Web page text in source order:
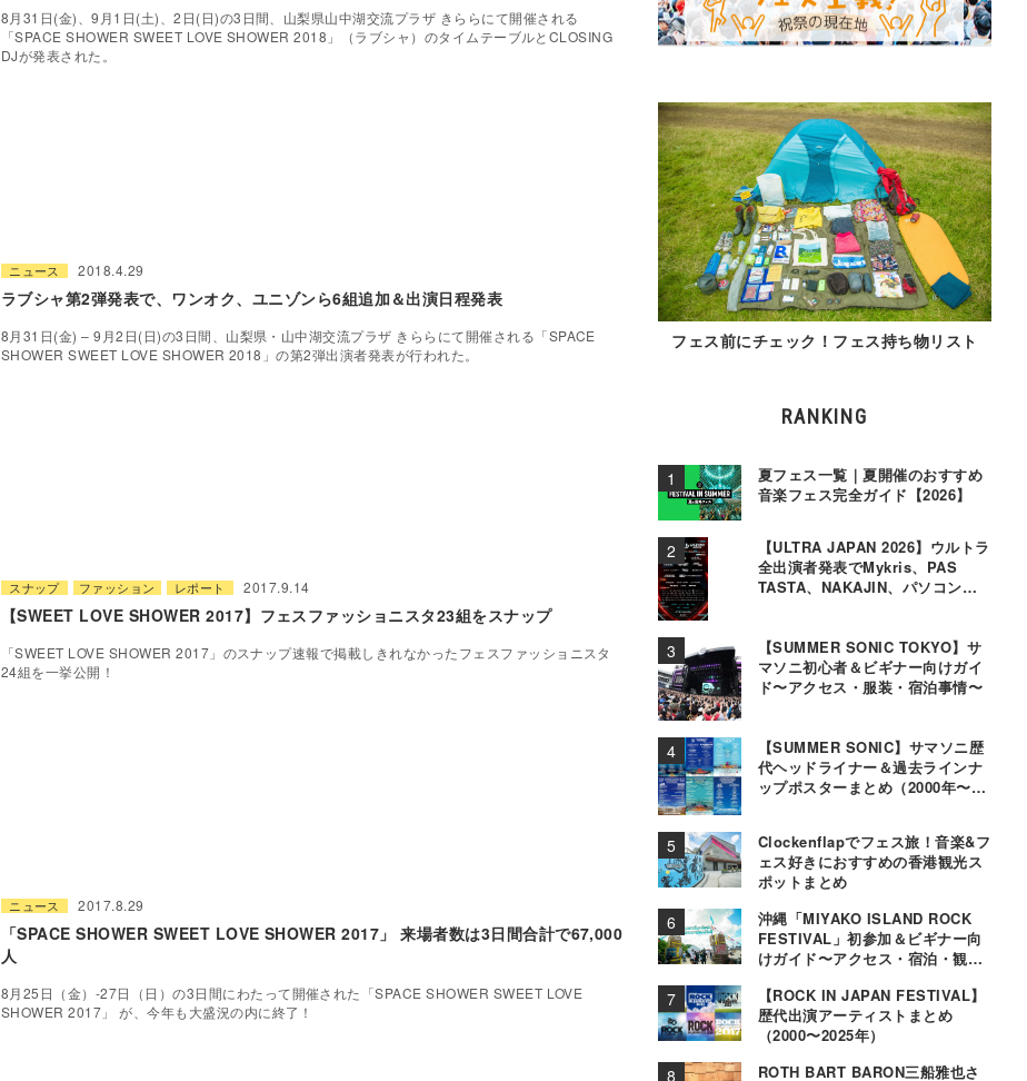
8月31日(金)、9月1日(土)、2日(日)の3日間、山梨県山中湖交流プラザ きららにて開催される
「SPACE SHOWER SWEET LOVE SHOWER 2018」（ラブシャ）のタイムテーブルとCLOSING
DJが発表された。
ニュース 2018.4.29
ラブシャ第2弾発表で、ワンオク、ユニゾンら6組追加＆出演日程発表
8月31日(金) – 9月2日(日)の3日間、山梨県・山中湖交流プラザ きららにて開催される「SPACE
SHOWER SWEET LOVE SHOWER 2018」の第2弾出演者発表が行われた。
スナップ ファッション レポート 2017.9.14
【SWEET LOVE SHOWER 2017】フェスファッショニスタ23組をスナップ
「SWEET LOVE SHOWER 2017」のスナップ速報で掲載しきれなかったフェスファッショニスタ
24組を一挙公開！
ニュース 2017.8.29
「SPACE SHOWER SWEET LOVE SHOWER 2017」 来場者数は3日間合計で67,000
人
8月25日（金）-27日（日）の3日間にわたって開催された「SPACE SHOWER SWEET LOVE
SHOWER 2017」 が、今年も大盛況の内に終了！
フェス前にチェック！フェス持ち物リスト
RANKING
夏フェス一覧｜夏開催のおすすめ
音楽フェス完全ガイド【2026】
【ULTRA JAPAN 2026】ウルトラ
全出演者発表でMykris、PAS
TASTA、NAKAJIN、パソコン音
【SUMMER SONIC TOKYO】サ
マソニ初心者＆ビギナー向けガイ
ド〜アクセス・服装・宿泊事情〜
【SUMMER SONIC】サマソニ歴
代ヘッドライナー＆過去ラインナ
ップポスターまとめ（2000年〜
Clockenflapでフェス旅！音楽&フ
ェス好きにおすすめの香港観光ス
ポットまとめ
沖縄「MIYAKO ISLAND ROCK
FESTIVAL」初参加＆ビギナー向
けガイド〜アクセス・宿泊・観光
【ROCK IN JAPAN FESTIVAL】
歴代出演アーティストまとめ
（2000〜2025年）
ROTH BART BARON三船雅也さ